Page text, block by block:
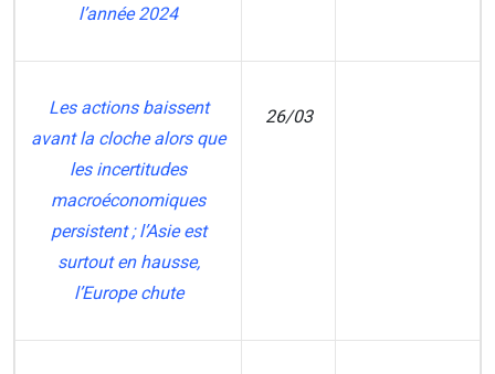
l’année 2024
Les actions baissent
avant la cloche alors que
les incertitudes
macroéconomiques
persistent ; l’Asie est
surtout en hausse,
l’Europe chute
26/03